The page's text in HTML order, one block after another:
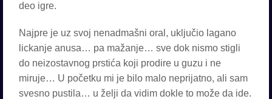
deo igre.
Najpre je uz svoj nenadmašni oral, uključio lagano
lickanje anusa… pa mažanje… sve dok nismo stigli
do neizostavnog prstića koji prodire u guzu i ne
miruje… U početku mi je bilo malo neprijatno, ali sam
svesno pustila… u želji da vidim dokle to može da ide.